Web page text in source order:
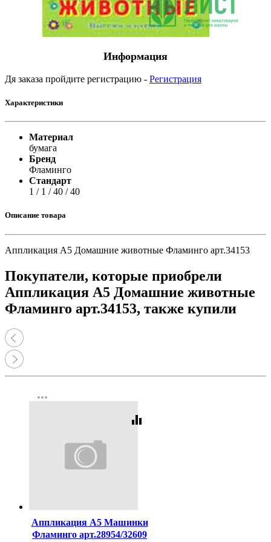
Информация
Дя заказа пройдите регистрацию - Регистрация
Характеристики
Материал
бумага
Бренд
Фламинго
Стандарт
1 / 1 / 40 / 40
Описание товара
Аппликация А5 Домашние животные Фламинго арт.34153
Покупатели, которые приобрели
Аппликация А5 Домашние животные
Фламинго арт.34153, также купили
more_horiz
equalizer
Аппликация А5 Машинки
Фламинго арт.28954/32609